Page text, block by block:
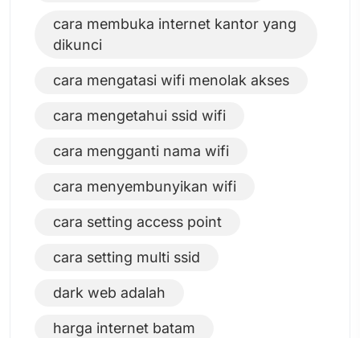
cara membuka internet kantor yang
dikunci
cara mengatasi wifi menolak akses
cara mengetahui ssid wifi
cara mengganti nama wifi
cara menyembunyikan wifi
cara setting access point
cara setting multi ssid
dark web adalah
harga internet batam